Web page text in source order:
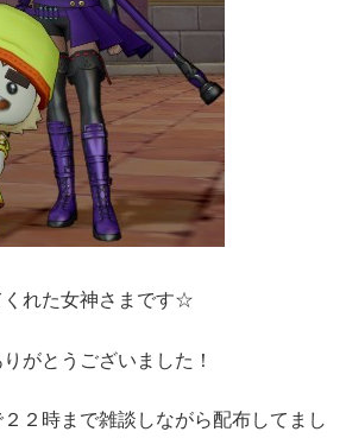
くれた女神さまです☆
がとうございました！
２時まで雑談しながら配布してまし